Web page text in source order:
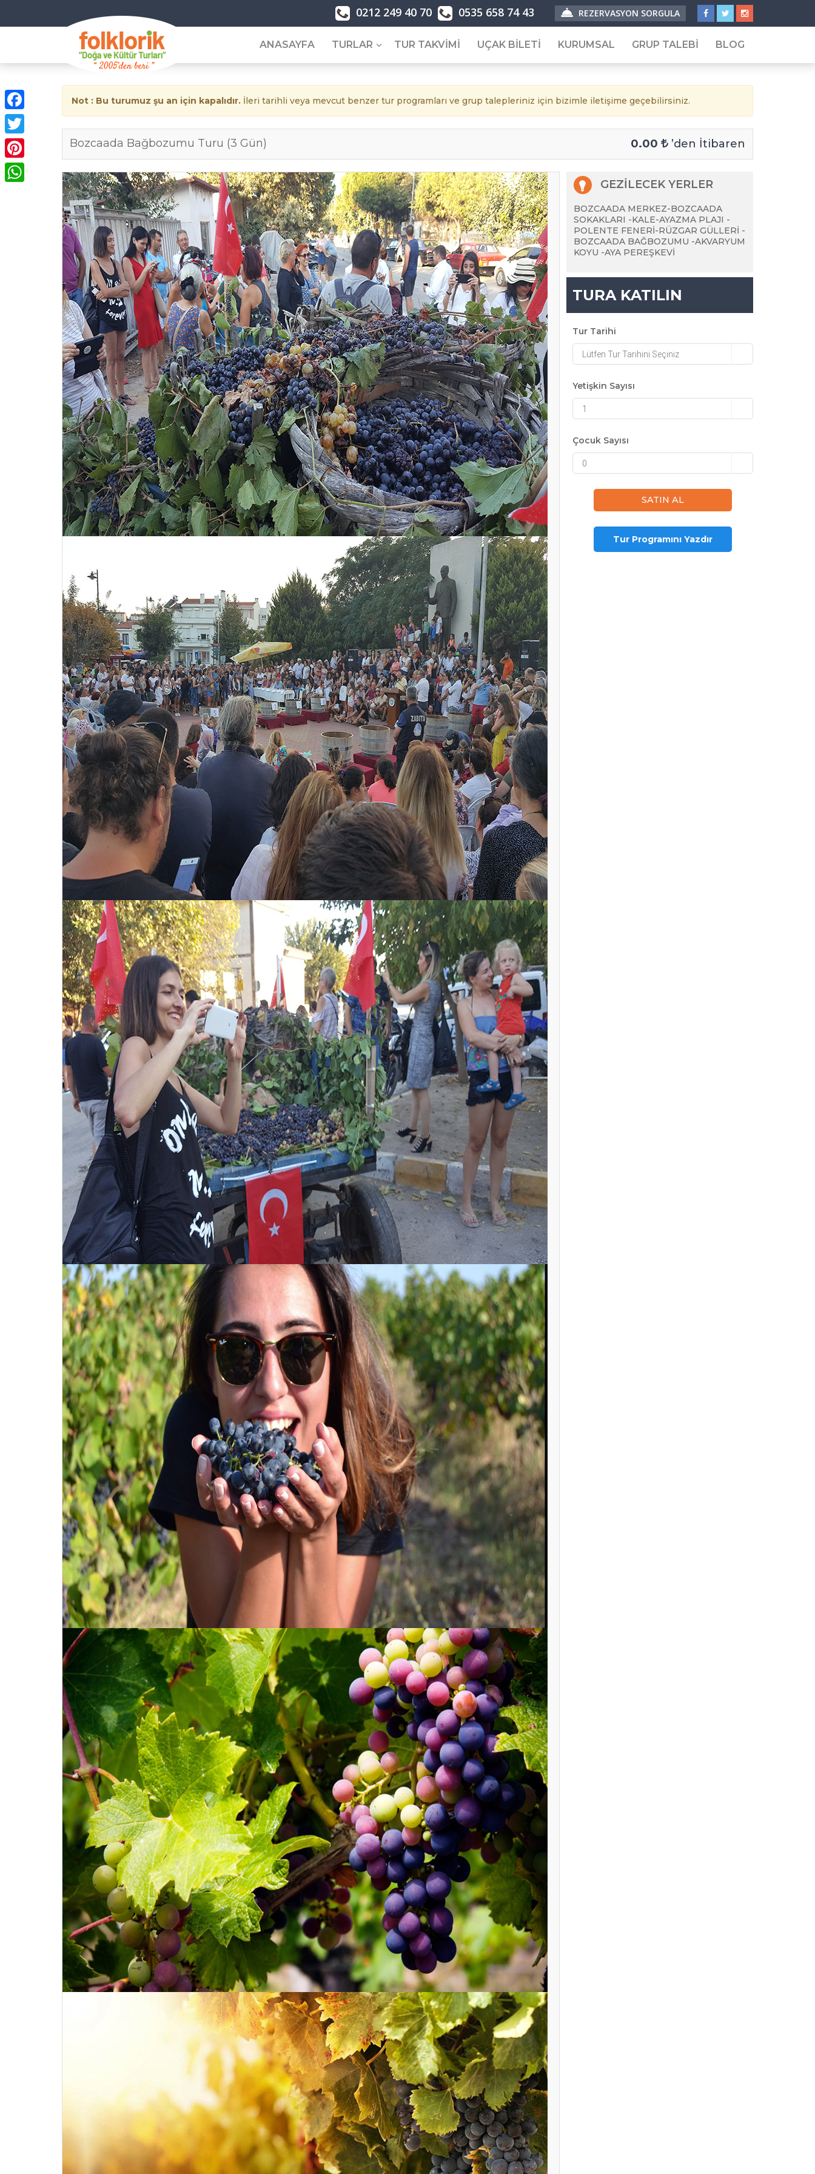
0212 249 40 70 0535 658 74 43 REZERVASYON SORGULA
ANASAYFA TURLAR
Yurtiçi Kültür Turları
Gap Turları
İstanbul Turları
Yılbaşı Turları
Doğu Anadolu Turları
Gökçeada Turları
Karadeniz Turları
Mardin Turları
Bisiklet Turları
Yurtdışı Turları
Yılbaşı Turları
Japonya Turları
Fas Turları
Vizesiz Turlar
Bayram Turları
Ramazan Bayramı Turları
15 Temmuz Turları
Kurban Bayramı Turları
30 Ağustos Turları
29 Ekim Turları
Festival & Tematik Turlar
TUR TAKVİMİ UÇAK BİLETİ KURUMSAL GRUP TALEBİ BLOG
Facebook
Twitter
Pinterest
Not : Bu turumuz şu an için kapalıdır. İleri tarihli veya mevcut benzer tur programları ve grup talepleriniz için bizimle iletişime geçebilirsiniz.
Bozcaada Bağbozumu Turu (3 Gün) 0.00 ’den İtibaren
GEZİLECEK YERLER
BOZCAADA MERKEZ-BOZCAADA
SOKAKLARI -KALE-AYAZMA PLAJI -
POLENTE FENERİ-RÜZGAR GÜLLERİ -
BOZCAADA BAĞBOZUMU -AKVARYUM
KOYU -AYA PEREŞKEVİ
TURA KATILIN
Tur Tarihi
Lütfen Tur Tarihini Seçiniz
Yetişkin Sayısı
1
Çocuk Sayısı
0
Tur Programını Yazdır